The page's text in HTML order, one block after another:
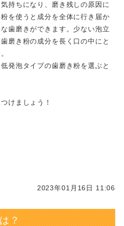
持ちになり、磨き残しの原因に
を使うと成分を全体に行き届か
歯磨きができます。少ない泡立
磨き粉の成分を長く口の中にと
発泡タイプの歯磨き粉を選ぶと
けましょう！
2023年01月16日 11:06
？